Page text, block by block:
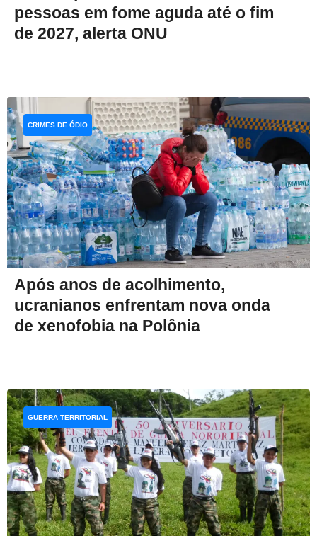
pessoas em fome aguda até o fim
de 2027, alerta ONU
Após anos de acolhimento,
ucranianos enfrentam nova onda
de xenofobia na Polônia
CRIMES DE ÓDIO
GUERRA TERRITORIAL